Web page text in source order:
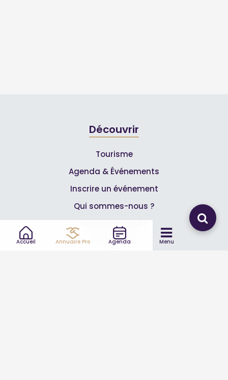
Accueil Annuaire Pro Agenda Menu
Découvrir
Tourisme
Agenda & Événements
Inscrire un événement
Qui sommes-nous ?
Rejoignez-nous !
Partenaires